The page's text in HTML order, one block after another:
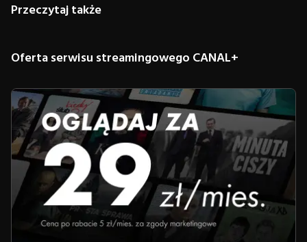
Przeczytaj także
Oferta serwisu streamingowego CANAL+